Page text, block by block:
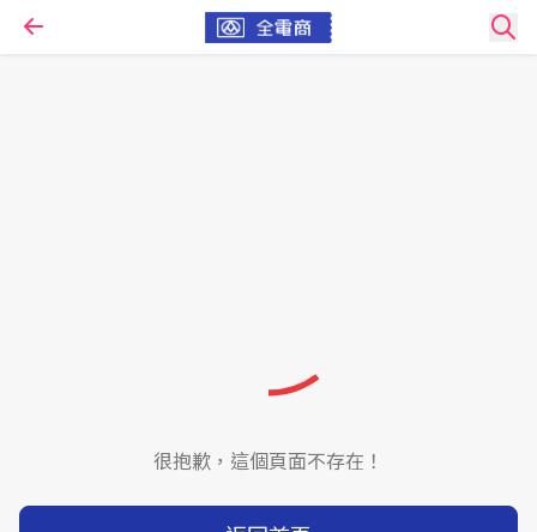
很抱歉，這個頁面不存在！